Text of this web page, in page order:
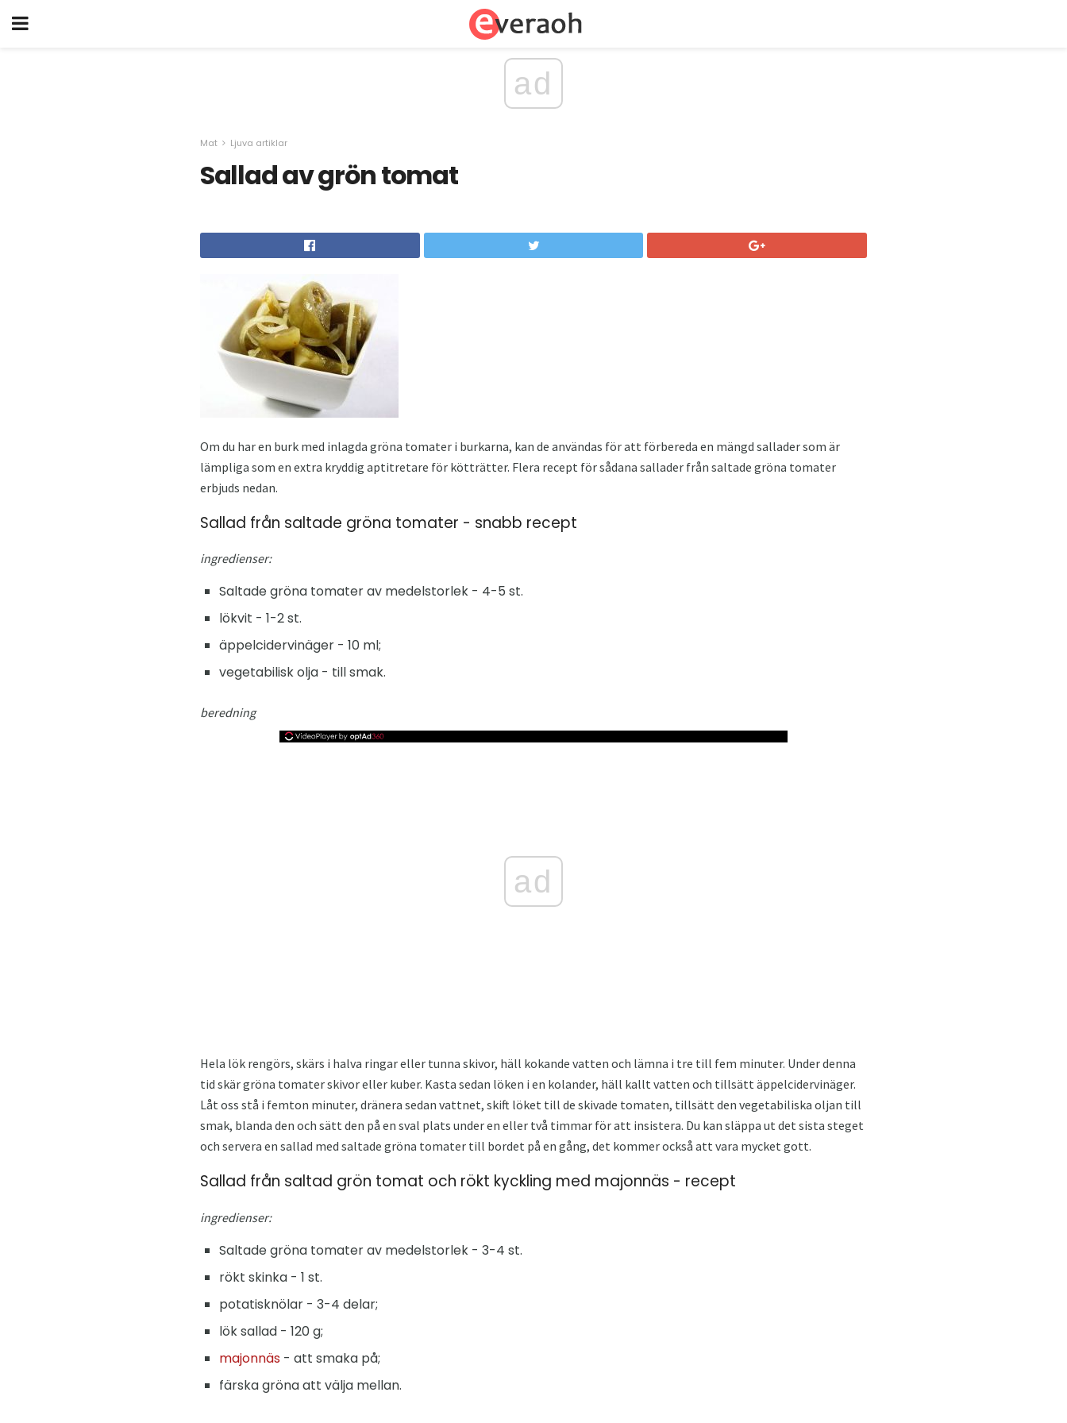
ad
Mat Ljuva artiklar
Sallad av grön tomat
Om du har en burk med inlagda gröna tomater i burkarna, kan de användas för att förbereda en mängd sallader som är
lämpliga som en extra kryddig aptitretare för kötträtter. Flera recept för sådana sallader från saltade gröna tomater
erbjuds nedan.
Sallad från saltade gröna tomater - snabb recept
ingredienser:
Saltade gröna tomater av medelstorlek - 4-5 st.
lökvit - 1-2 st.
äppelcidervinäger - 10 ml;
vegetabilisk olja - till smak.
beredning
ad
Hela lök rengörs, skärs i halva ringar eller tunna skivor, häll kokande vatten och lämna i tre till fem minuter. Under denna
tid skär gröna tomater skivor eller kuber. Kasta sedan löken i en kolander, häll kallt vatten och tillsätt äppelcidervinäger.
Låt oss stå i femton minuter, dränera sedan vattnet, skift löket till de skivade tomaten, tillsätt den vegetabiliska oljan till
smak, blanda den och sätt den på en sval plats under en eller två timmar för att insistera. Du kan släppa ut det sista steget
och servera en sallad med saltade gröna tomater till bordet på en gång, det kommer också att vara mycket gott.
Sallad från saltad grön tomat och rökt kyckling med majonnäs - recept
ingredienser:
Saltade gröna tomater av medelstorlek - 3-4 st.
rökt skinka - 1 st.
potatisknölar - 3-4 delar;
lök sallad - 120 g;
majonnäs - att smaka på;
färska gröna att välja mellan.